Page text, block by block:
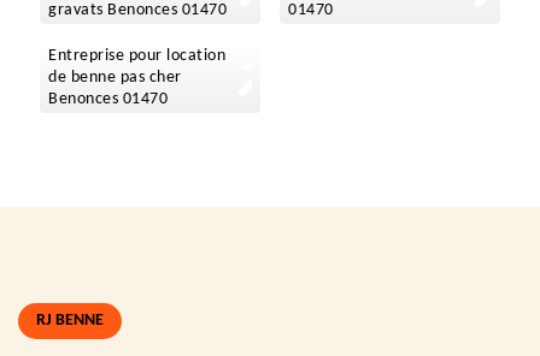
gravats Benonces 01470
01470
Entreprise pour location
de benne pas cher
Benonces 01470
RJ BENNE